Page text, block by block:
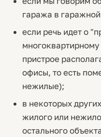
гаража в
если речь идет о
пристрое
офисы, то есть
нежилые);
в некоторых
жилого или
остального